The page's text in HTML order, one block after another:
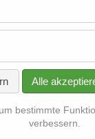
Alle
bestimmte
verbessern.